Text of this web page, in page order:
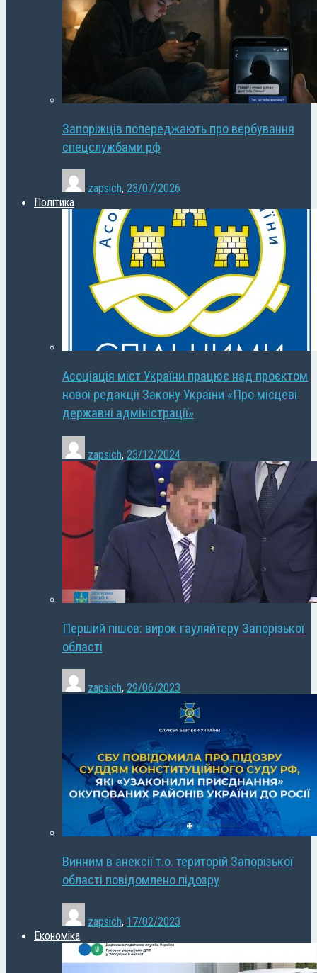
Запоріжців попереджають про вербування
спецслужбами рф
zapsich, 23/07/2026
Політика
Асоціація міст України працює над проєктом
нової редакції Закону України «Про місцеві
державні адміністрації»
zapsich, 23/12/2024
Перший пішов: вирок гауляйтеру Запорізької
області
zapsich, 29/06/2023
Винним в анексії т.о. територій Запорізької
області повідомлено підозру
zapsich, 17/02/2023
Економіка